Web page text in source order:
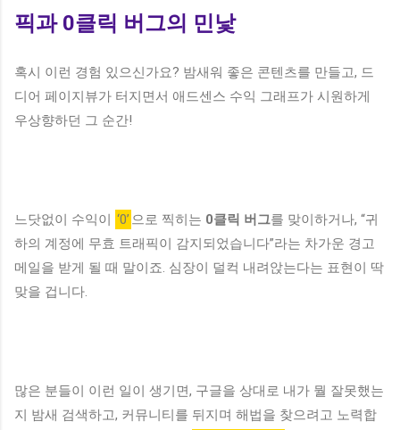
픽과 0클릭 버그의 민낯
혹시 이런 경험 있으신가요? 밤새워 좋은 콘텐츠를 만들고, 드
디어 페이지뷰가 터지면서 애드센스 수익 그래프가 시원하게
우상향하던 그 순간!
느닷없이 수익이 ‘0’ 으로 찍히는 0클릭 버그를 맞이하거나, “귀
하의 계정에 무효 트래픽이 감지되었습니다”라는 차가운 경고
메일을 받게 될 때 말이죠. 심장이 덜컥 내려앉는다는 표현이 딱
맞을 겁니다.
많은 분들이 이런 일이 생기면, 구글을 상대로 내가 뭘 잘못했는
지 밤새 검색하고, 커뮤니티를 뒤지며 해법을 찾으려고 노력합